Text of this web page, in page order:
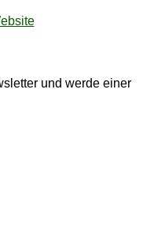
und werde einer